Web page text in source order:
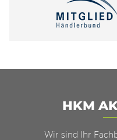
HKM
Wir sind Ihr